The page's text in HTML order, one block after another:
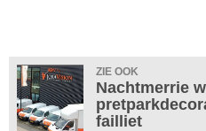
ZIE OOK
Nachtmerrie
failliet